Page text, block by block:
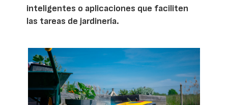
inteligentes o aplicaciones que faciliten
las tareas de jardinería.